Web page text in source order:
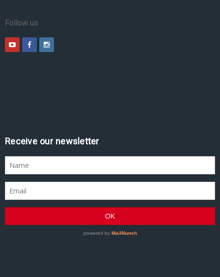
Follow us
Receive our newsletter